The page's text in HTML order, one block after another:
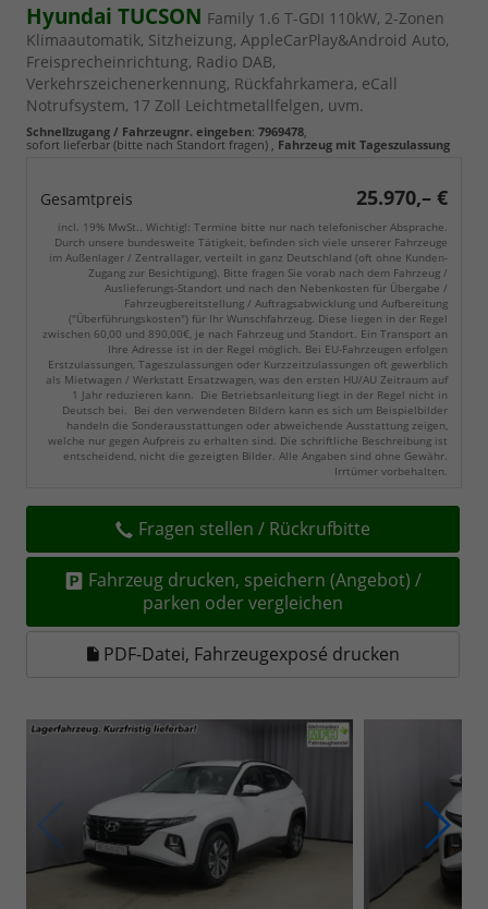
Hyundai TUCSON Family 1.6 T-GDI 110kW, 2-Zonen
Klimaautomatik, Sitzheizung, AppleCarPlay&Android Auto,
Freisprecheinrichtung, Radio DAB,
Verkehrszeichenerkennung, Rückfahrkamera, eCall
Notrufsystem, 17 Zoll Leichtmetallfelgen, uvm.
Schnellzugang / Fahrzeugnr. eingeben: 7969478
sofort lieferbar (bitte nach Standort fragen)
Fahrzeug mit Tageszulassung
Gesamtpreis 25.970,– €
incl. 19% MwSt.. Wichtig!: Termine bitte nur nach telefonischer Absprache.
Durch unsere bundesweite Tätigkeit, befinden sich viele unserer Fahrzeuge
im Außenlager / Zentrallager, verteilt in ganz Deutschland (oft ohne Kunden-
Zugang zur Besichtigung). Bitte fragen Sie vorab nach dem Fahrzeug /
Auslieferungs-Standort und nach den Nebenkosten für Übergabe /
Fahrzeugbereitstellung / Auftragsabwicklung und Aufbereitung
("Überführungskosten") für Ihr Wunschfahrzeug. Diese liegen in der Regel
zwischen 60,00 und 890,00€, je nach Fahrzeug und Standort. Ein Transport an
Ihre Adresse ist in der Regel möglich. Bei EU-Fahrzeugen erfolgen
Erstzulassungen, Tageszulassungen oder Kurzzeitzulassungen oft gewerblich
als Mietwagen / Werkstatt Ersatzwagen, was den ersten HU/AU Zeitraum auf
1 Jahr reduzieren kann. Die Betriebsanleitung liegt in der Regel nicht in
Deutsch bei. Bei den verwendeten Bildern kann es sich um Beispielbilder
handeln die Sonderausstattungen oder abweichende Ausstattung zeigen,
welche nur gegen Aufpreis zu erhalten sind. Die schriftliche Beschreibung ist
entscheidend, nicht die gezeigten Bilder. Alle Angaben sind ohne Gewähr.
Irrtümer vorbehalten.
Fragen stellen / Rückrufbitte
Fahrzeug drucken, speichern (Angebot) /
parken oder vergleichen
PDF-Datei, Fahrzeugexposé drucken